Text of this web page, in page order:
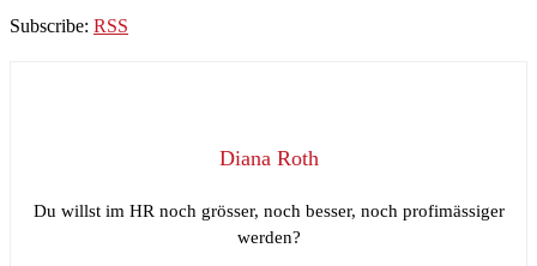
Subscribe: RSS
Diana Roth
Du willst im HR noch grösser, noch besser, noch profimässiger
werden?